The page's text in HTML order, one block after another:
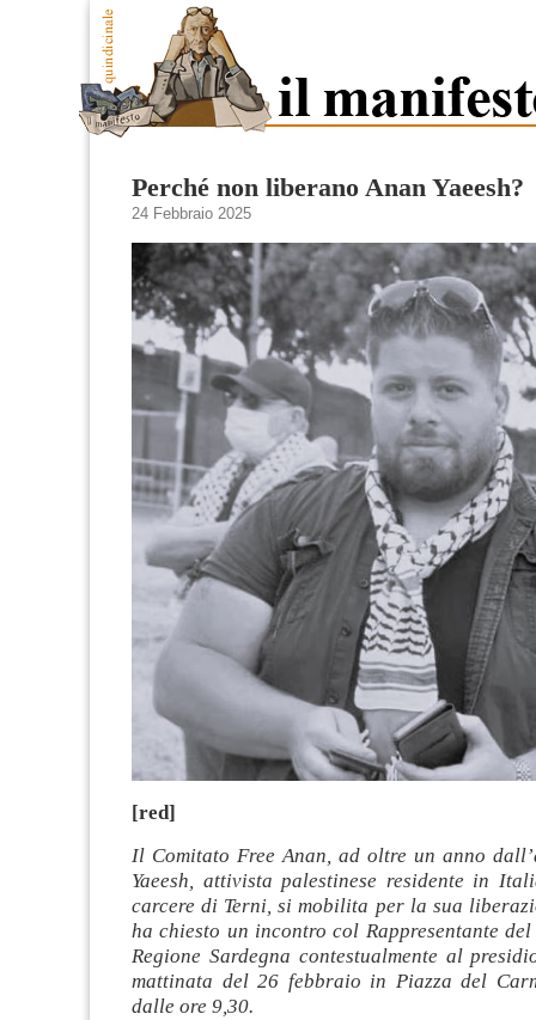
Perché non liberano Anan Yaeesh?
24 Febbraio 2025
[red]
Il Comitato Free Anan, ad oltre un anno
Yaeesh, attivista palestinese residente in
carcere di Terni, si mobilita per la sua
ha chiesto un incontro col Rappresentante
Regione Sardegna contestualmente al
mattinata del 26 febbraio in Piazza del
dalle ore 9,30.